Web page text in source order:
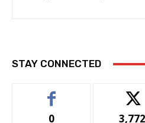
STAY CONNECTED
0 3,772